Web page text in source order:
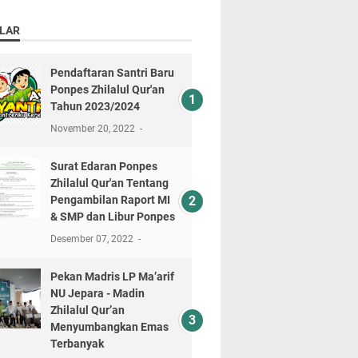
Pendaftaran Santri Baru
Ponpes Zhilalul Qur'an
Tahun 2023/2024
November 20, 2022
Surat Edaran Ponpes
Zhilalul Qur'an Tentang
Pengambilan Raport MI
& SMP dan Libur Ponpes
Desember 07, 2022
Pekan Madris LP Ma’arif
NU Jepara - Madin
Zhilalul Qur’an
Menyumbangkan Emas
Terbanyak